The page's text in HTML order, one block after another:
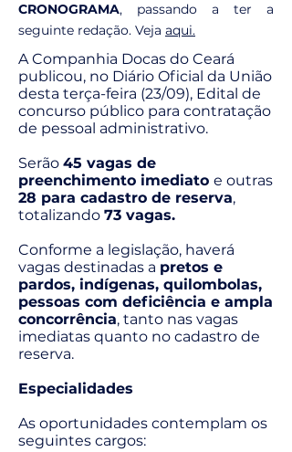
CRONOGRAMA, passando a ter a
seguinte redação. Veja aqui.
A Companhia Docas do Ceará
publicou, no Diário Oficial da União
desta terça-feira (23/09), Edital de
concurso público para contratação
de pessoal administrativo.
Serão 45 vagas de
preenchimento imediato e outras
28 para cadastro de reserva,
totalizando 73 vagas.
Conforme a legislação, haverá
vagas destinadas a pretos e
pardos, indígenas, quilombolas,
pessoas com deficiência e ampla
concorrência, tanto nas vagas
imediatas quanto no cadastro de
reserva.
Especialidades
As oportunidades contemplam os
seguintes cargos: